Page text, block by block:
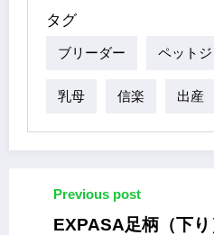
タグ
ブリーダー ペット
乳母 信楽 出産
Previous post
EXPASA足柄（下